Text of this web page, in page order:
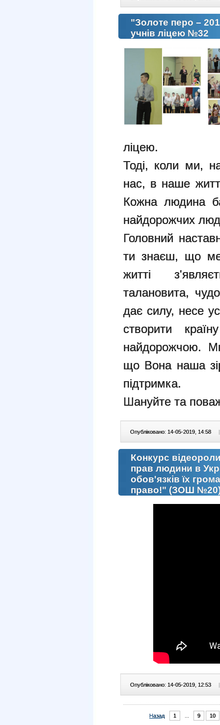
"Золоте перо –
учнів ліцею №32
ліцею.
Тоді, коли ми,
нас, в наше
Кожна людина
найдорожчих
Головний
ти знаєш, що
житті
талановита,
дає силу, несе
створити
найдорожчою.
що Вона наша
підтримка.
Шануйте та
Опубліковано: 14-05-2019, 14:58 |
Конкурс
прав людини в
обов'язків їх
право!" (ЗОШ
Опубліковано: 14-05-2019, 12:53 |
Назад 1 9 10